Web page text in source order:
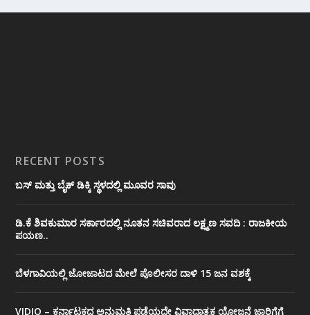
RECENT POSTS
ಬಸ್ ಮತ್ತು ಬೈಕ್ ಡಿಕ್ಕಿ ಸ್ಥಳದಲ್ಲಿ ಮೂವರ ಸಾವು
ಡಿ.ಕೆ ಶಿವಕುಮಾರ ಸರ್ಕಾರದಲ್ಲಿ ನೂತನ ಸಚಿವರಾದ ಲಕ್ಷ್ಮಣ ಸವದಿ : ರಾಜಕೀಯ
ಪಯಣ..
ಬೆಳಗಾವಿಯಲ್ಲಿ ಜೋಜಾಟದ ಮೇಲೆ ಪೊಲೀಸರ ದಾಳಿ 15 ಜನ ವಶಕ್ಕೆ
VIDIO – ಕರ್ನಾಟಕದ ಅನುಮತಿ ಪಡೆಯದೇ ವಿವಾದಾತ್ಮಕ ಯೋಜನೆ ಜಾರಿಗೆಗೆ